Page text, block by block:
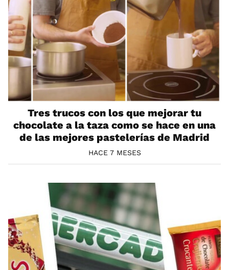
Tres trucos con los que mejorar tu
chocolate a la taza como se hace en una
de las mejores pastelerías de Madrid
HACE 7 MESES